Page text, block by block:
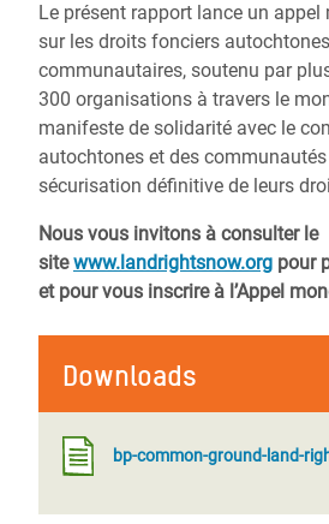
Le présent rapport lance un
sur les droits fonciers
communautaires, soutenu par
300 organisations à travers le
manifeste de solidarité avec le
autochtones et des
sécurisation définitive de leurs
Nous vous invitons à consulter le
sitewww.landrightsnow.org pour
et pour vous inscrire à l’Appel
Downloads
bp-common-ground-land-